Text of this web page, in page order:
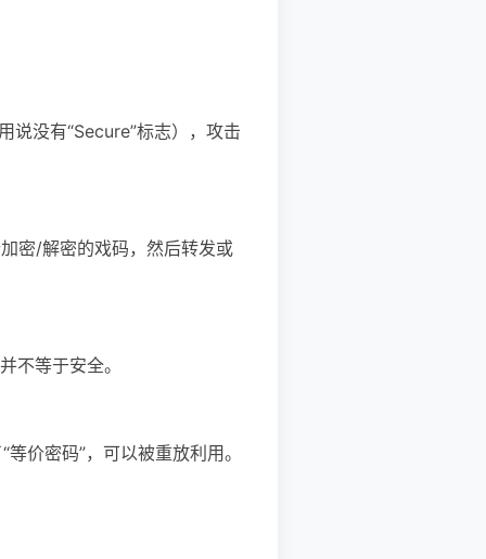
说没有“Secure”标志），攻击
密/解密的戏码，然后转发或
不等于安全。
价密码”，可以被重放利用。